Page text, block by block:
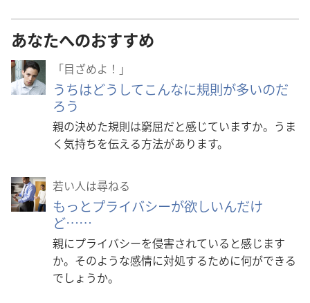
生
の
ロー
オ
プ
ショ
あなたへのおすすめ
「目ざめよ！」
うちはどうしてこんなに規則が多いのだ
ろう
親の決めた規則は窮屈だと感じていますか。うま
く気持ちを伝える方法があります。
若い人は尋ねる
もっとプライバシーが欲しいんだけ
ど……
親にプライバシーを侵害されていると感じます
か。そのような感情に対処するために何ができる
でしょうか。